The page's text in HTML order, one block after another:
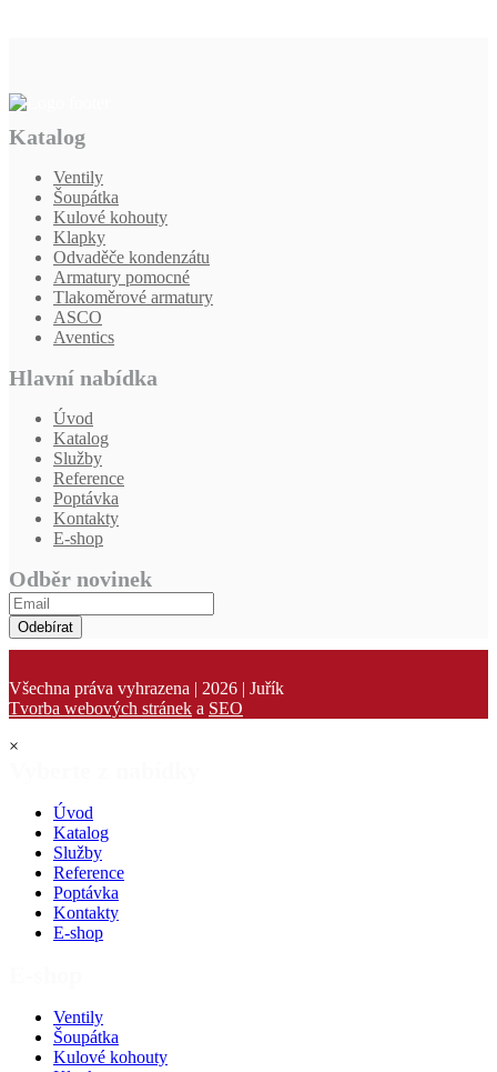
Katalog
Ventily
Šoupátka
Kulové kohouty
Klapky
Odvaděče kondenzátu
Armatury pomocné
Tlakoměrové armatury
ASCO
Aventics
Hlavní nabídka
Úvod
Katalog
Služby
Reference
Poptávka
Kontakty
E-shop
Odběr novinek
Odebírat
Všechna práva vyhrazena | 2026 | Juřík
Tvorba webových stránek a SEO
×
Úvod
Katalog
Služby
Reference
Poptávka
Kontakty
E-shop
Ventily
Šoupátka
Kulové kohouty